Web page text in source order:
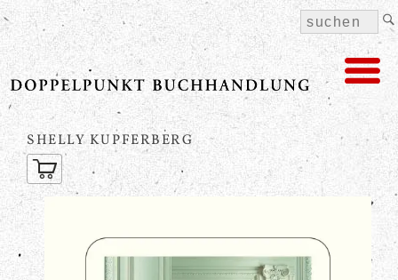
SHELLY KUPFERBERG